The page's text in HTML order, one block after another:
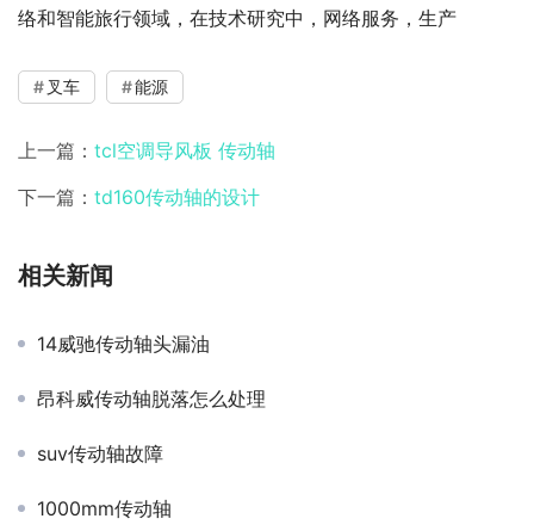
络和智能旅行领域，在技术研究中，网络服务，生产
叉车 能源
上一篇： tcl空调导风板 传动轴
下一篇： td160传动轴的设计
相关新闻
14威驰传动轴头漏油
昂科威传动轴脱落怎么处理
suv传动轴故障
1000mm传动轴